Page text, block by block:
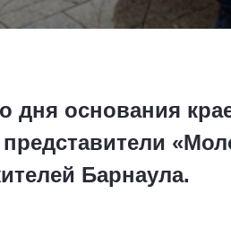
дня основания
Барнаула.